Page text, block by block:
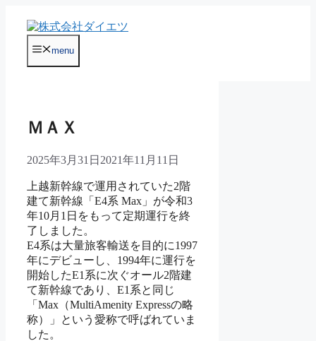
menu
ＭＡＸ
2025年3月31日 2021年11月11日
上越新幹線で運用されていた2階
建て新幹線「E4系 Max」が令和3
年10月1日をもって定期運行を終
了しました。
E4系は大量旅客輸送を目的に1997
年にデビューし、1994年に運行を
開始したE1系に次ぐオール2階建
て新幹線であり、E1系と同じ
「Max（MultiAmenity Expressの略
称）」という愛称で呼ばれていま
した。